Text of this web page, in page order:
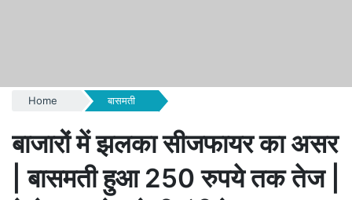
Home बासमती
बाजारों में झलका सीजफायर का असर
| बासमती हुआ 250 रुपये तक तेज |